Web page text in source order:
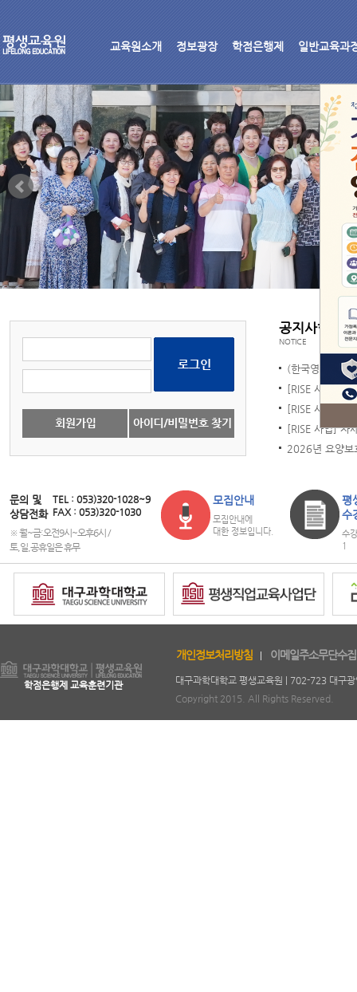
교육원소개 정보광장 학점은행제 일반교육과
공지사항
NOTICE
(한국영유아보
[RISE 사업] 신
[RISE 사업] 주
[RISE 사업] 자
2026년 요양보
문의 및
상담전화
TEL : 053)320-1028~9
FAX : 053)320-1030
※ 월~금:오전9시~오후6시 /
토,일,공휴일은 휴무
모집안내
모집안내에
대한 정보입니다.
평
수
수
1
개인정보처리방침 이메일주소무단수
학점은행제 교육훈련기관
대구과학대학교 평생교육원 | 702-723 대
Copyright 2015. All Rights Reserved.